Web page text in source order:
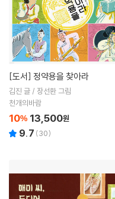
[도서] 정약용을 찾아라
김진 글 / 장선환 그림
천개의바람
10% 13,500원
9.7 (30)